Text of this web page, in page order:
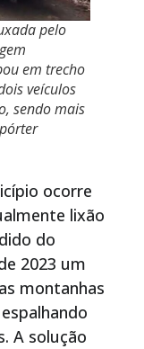
pelo
em trecho
veículos
sendo mais
ocorre
lixão
do
2023 um
montanhas
A solução